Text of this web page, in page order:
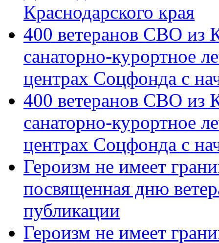
Краснодарского края
400 ветеранов СВО из
санаторно-курортное
центрах Соцфонда с
400 ветеранов СВО из
санаторно-курортное
центрах Соцфонда с
Героизм не имеет
посвященная дню
публикации
Героизм не имеет